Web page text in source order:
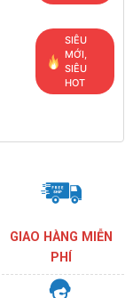
SIÊU
MỚI,
SIÊU
HOT
GIAO HÀNG MIỄN
PHÍ